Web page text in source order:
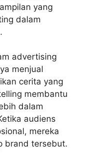
yang
dalam
advertising
menjual
cerita yang
membantu
dalam
audiens
mereka
brand tersebut.